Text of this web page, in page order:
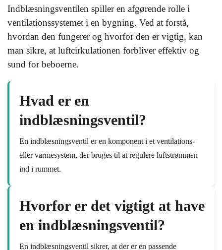
Indblæsningsventilen spiller en afgørende rolle i
ventilationssystemet i en bygning. Ved at forstå,
hvordan den fungerer og hvorfor den er vigtig, kan
man sikre, at luftcirkulationen forbliver effektiv og
sund for beboerne.
Hvad er en
indblæsningsventil?
En indblæsningsventil er en komponent i et ventilations-
eller varmesystem, der bruges til at regulere luftstrømmen
ind i rummet.
Hvorfor er det vigtigt at have
en indblæsningsventil?
En indblæsningsventil sikrer, at der er en passende